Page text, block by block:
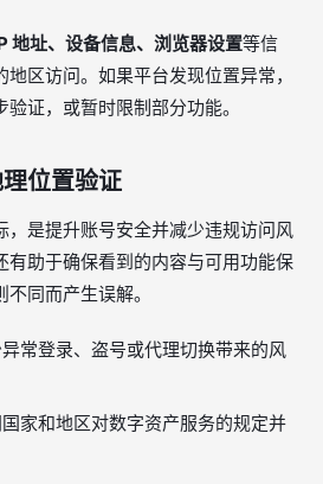
地址、设备信息、浏览器设置等信
区访问。如果平台发现位置异常，
证，或暂时限制部分功能。
位置验证
，是提升账号安全并减少违规访问风
有助于确保看到的内容与可用功能保
同而产生误解。
常登录、盗号或代理切换带来的风
家和地区对数字资产服务的规定并